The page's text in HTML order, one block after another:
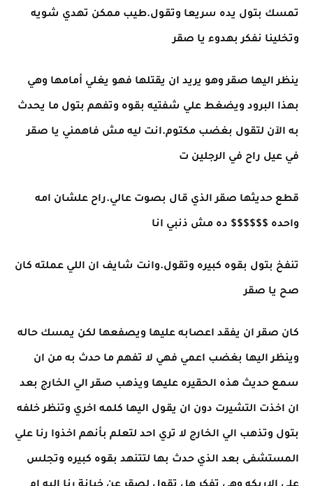
تمسك بتول يده سريعا وتقول.طيب ممكن تهدي شويه
وتخلينا نفكر بهدوء يا صقر
ينظر اليها صقر وهو يريد ان يقتلها فهو يغلي أمامها وهي
بهذا البرود ويضغط علي شفتيه بقوه وتفهم بتول ما يحدث
به الآن لتقول بغضب مكتوم.انت ليه مش فاهمني يا صقر
في عيل راح في الرجلين ت
قطع حديثها صقر الذي قال بصوت عالي.راح علشان امه
واحده $$$$$$ ده مش ذنبي انا
تنفخ بتول بقوه كبيره وتقول.وانت شايف ان اللي عملته كان
صح يا صقر
كان صقر ان يفقد اعصابه عليها ويصفعها لكن يمسك حاله
وينظر اليها بغضب اعمي فهي لا تفهم ما حدث به من ان
سمع حديث هذه الحقيره عليها ويذهب صقر الي الخارج بعد
ان اخذت التشيرت دون ان يقول اليها كلمه اخري وتنظر خلفه
بتول وتذهب الي الخارج لا تري احد لتعلم بأنهم اخذوا رنا علي
المستشفى بعد الذي حدث بها لتتنهد بقوه كبيره وتجلس